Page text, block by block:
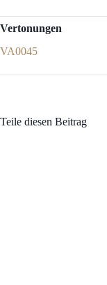
Vertonungen
VA0045
Teile diesen Beitrag